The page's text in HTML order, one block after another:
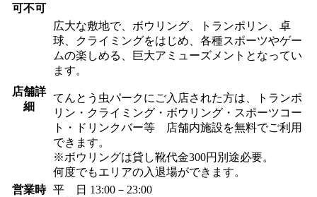
可不可
店舗詳
細
広大な敷地で、ボウリング、トランポリン、卓
球、クライミングをはじめ、各種スポーツやゲー
ムの楽しめる、巨大アミューズメントとなってい
ます。
てんとう虫パークにご入店された方は、トランポ
リン・クライミング・ボウリング・スポーツコー
ト・ドリンクバー等 店舗内施設を無料でご利用
できます。
※ボウリングは貸し靴代金300円別途必要。
何度でもエリアの入退場ができます。
営業時 平 日 13:00－23:00